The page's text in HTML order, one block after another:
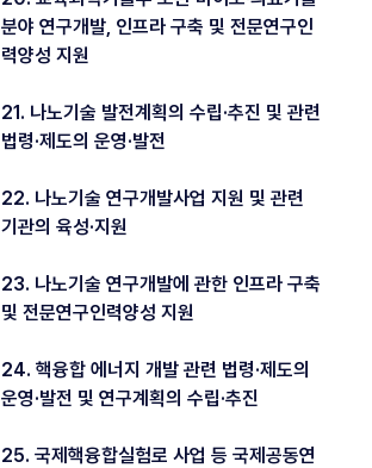
분야 연구개발, 인프라 구축 및 전문연구인
력양성 지원
21. 나노기술 발전계획의 수립·추진 및 관련
법령·제도의 운영·발전
22. 나노기술 연구개발사업 지원 및 관련
기관의 육성·지원
23. 나노기술 연구개발에 관한 인프라 구축
및 전문연구인력양성 지원
24. 핵융합 에너지 개발 관련 법령·제도의
운영·발전 및 연구계획의 수립·추진
25. 국제핵융합실험로 사업 등 국제공동연